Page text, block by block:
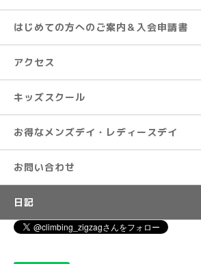
はじめての方へのご案内＆入会申請書
アクセス
キッズスクール
お得なメンズデイ・レディースデイ
お問い合わせ
日記